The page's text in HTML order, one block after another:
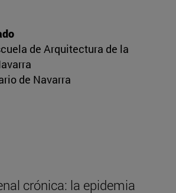
de Arquitectura de la
de Navarra
crónica: la epidemia